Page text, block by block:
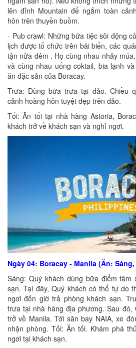
lên đỉnh Mountain để ngắm toàn
hôn trên thuyền buồm.
- Pub crawl: Những bữa tiệc sôi động
lịch được tổ chức trên bãi biển, các
tận nửa đêm . Họ cùng nhau nhảy
và cùng nhau uống coktail, bia lạnh
ăn đặc sản của Boracay.
Trưa: Dùng bữa trưa tại đảo. Chiều
cảnh hoàng hôn tuyệt đẹp trên đảo.
Tối: Ăn tối tại nhà hàng Astoria,
khách trở về khách sạn và nghỉ ngơi.
Ngày 04: Boracay - Manila (Ăn:
Sáng: Quý khách dùng bữa điểm tâm
sạn. Tại đây, Quý khách có thể tự do
ngơi đến giờ trả phòng khách sạn.
trưa tại nhà hàng địa phương. Sau đó,
trở về Manila. Tới sân bay NAIA, xe
nhận phòng. Tối: Ăn tối. Khám phá
ngơi tại khách sạn.